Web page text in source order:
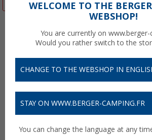
WELCOME TO THE
WEBSHOP!
You are currently on www.berger-
Would you rather switch to the
CHANGE TO THE WEBSHOP IN
STAY ON WWW.BERGER-CAMPING.FR
You can change the language at any